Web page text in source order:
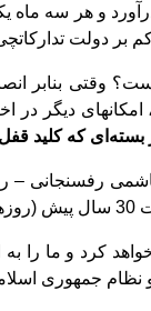
و هر سه ماه
بر دولت
وقتی بنابر
بسته ای که کلید
کرد و ما را
و نظام جمهوری